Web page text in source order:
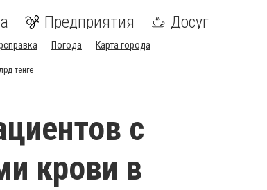
Предприятия Досуг
Погода Карта города
тенге
с
крови в